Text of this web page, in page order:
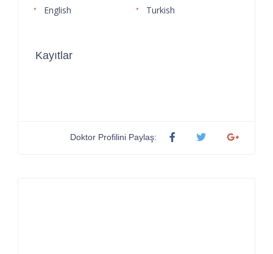
English Turkish
Kayıtlar
Doktor Profilini Paylaş: